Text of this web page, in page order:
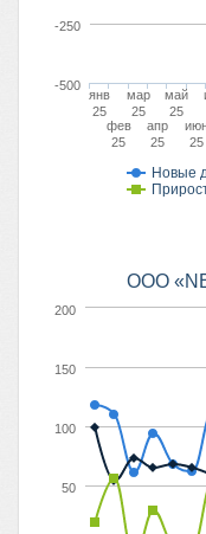
Новые
янв
25
фев
25
мар
25
апр
25
май
25
25
-500
-250
ООО
50
100
150
200